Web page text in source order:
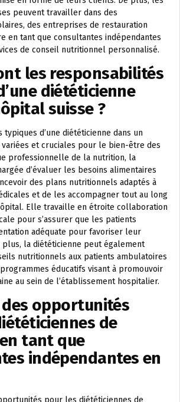
peuvent travailler dans des
des entreprises de restauration
en tant que consultantes indépendantes
de conseil nutritionnel personnalisé.
les responsabilités
diététicienne
suisse ?
d’une diététicienne dans un
et cruciales pour le bien-être des
professionnelle de la nutrition, la
d’évaluer les besoins alimentaires
des plans nutritionnels adaptés à
et de les accompagner tout au long
Elle travaille en étroite collaboration
pour s’assurer que les patients
adéquate pour favoriser leur
plus, la diététicienne peut également
nutritionnels aux patients ambulatoires
éducatifs visant à promouvoir
au sein de l’établissement hospitalier.
opportunités
de
tant que
indépendantes en